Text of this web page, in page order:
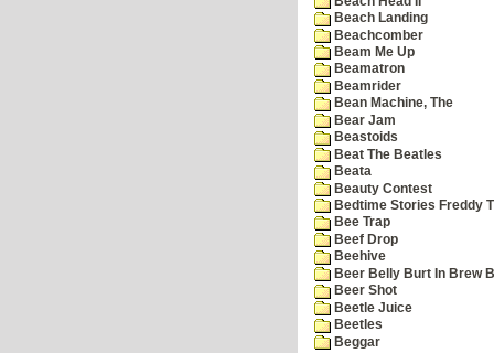
Beach Landing
Beachcomber
Beam Me Up
Beamatron
Beamrider
Bean Machine, The
Bear Jam
Beastoids
Beat The Beatles
Beata
Beauty Contest
Bedtime Stories Freddy
Bee Trap
Beef Drop
Beehive
Beer Belly Burt In Brew
Beer Shot
Beetle Juice
Beetles
Beggar